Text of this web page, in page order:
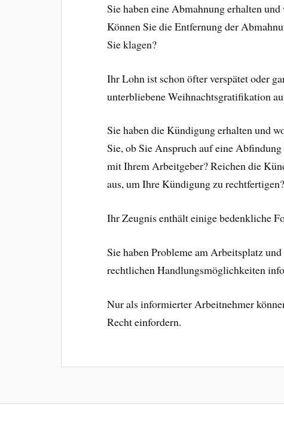
Sie haben eine Abmahnung erhalten
Können Sie die Entfernung der
Sie klagen?
Ihr Lohn ist schon öfter verspätet oder
unterbliebene Weihnachtsgratifikation
Sie haben die Kündigung erhalten und
Sie, ob Sie Anspruch auf eine
mit Ihrem Arbeitgeber? Reichen die
aus, um Ihre Kündigung zu rechtfertigen?
Ihr Zeugnis enthält einige bedenkliche
Sie haben Probleme am Arbeitsplatz
rechtlichen Handlungsmöglichkeiten
Nur als informierter Arbeitnehmer
Recht einfordern.